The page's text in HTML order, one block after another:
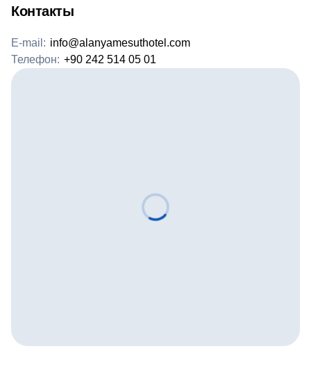
Контакты
E-mail: info@alanyamesuthotel.com
Телефон: +90 242 514 05 01